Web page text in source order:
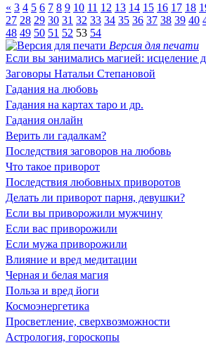
« 3 4 5 6 7 8 9 10 11 12 13 14 15 16 17 18
27 28 29 30 31 32 33 34 35 36 37 38 39 40
48 49 50 51 52 53 54
Версия для печати
Если вы занимались магией: исцеление
Заговоры Натальи Степановой
Гадания на любовь
Гадания на картах таро и др.
Гадания онлайн
Верить ли гадалкам?
Последствия заговоров на любовь
Что такое приворот
Последствия любовных приворотов
Делать ли приворот парня, девушки?
Если вы приворожили мужчину
Если вас приворожили
Если мужа приворожили
Влияние и вред медитации
Черная и белая магия
Польза и вред йоги
Космоэнергетика
Просветление, сверхвозможности
Астрология, гороскопы